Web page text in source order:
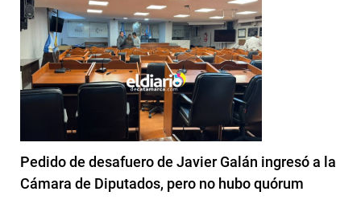
Pedido de desafuero de Javier Galán ingresó a la
Cámara de Diputados, pero no hubo quórum